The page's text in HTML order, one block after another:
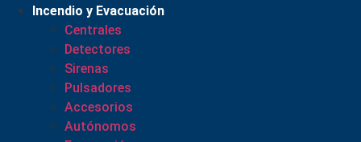
Incendio y Evacuación
Centrales
Detectores
Sirenas
Pulsadores
Accesorios
Autónomos